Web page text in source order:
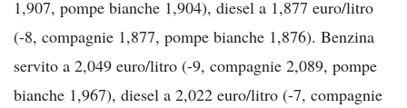
1,907, pompe bianche 1,904), diesel a 1,877 euro/litro
(-8, compagnie 1,877, pompe bianche 1,876). Benzina
servito a 2,049 euro/litro (-9, compagnie 2,089, pompe
bianche 1,967), diesel a 2,022 euro/litro (-7, compagnie